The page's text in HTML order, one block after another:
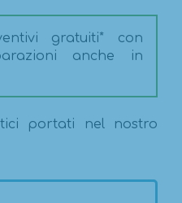
gratuiti* con
anche in
portati nel nostro